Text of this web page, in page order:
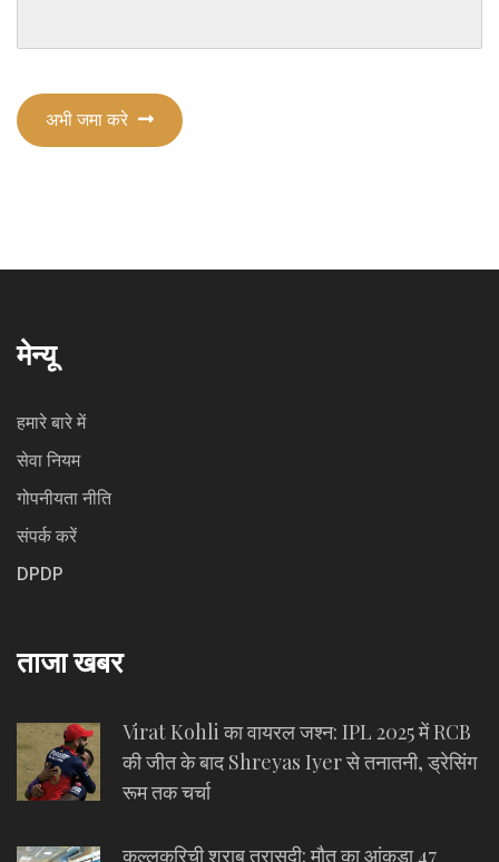
अभी जमा करे
मेन्यू
हमारे बारे में
सेवा नियम
गोपनीयता नीति
संपर्क करें
DPDP
ताजा खबर
Virat Kohli का वायरल जश्न: IPL 2025 में RCB
की जीत के बाद Shreyas Iyer से तनातनी, ड्रेसिंग
रूम तक चर्चा
कल्लकुरिची शराब त्रासदी: मौत का आंकड़ा 47